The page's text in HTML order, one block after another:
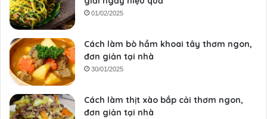
01/02/2025
Cách làm bò hầm khoai tây thơm ngon,
đơn giản tại nhà
30/01/2025
Cách làm thịt xào bắp cải thơm ngon,
đơn giản tại nhà